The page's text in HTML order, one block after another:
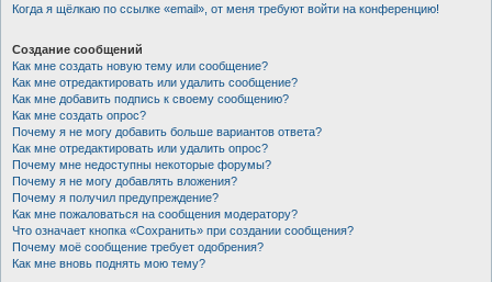
Когда я щёлкаю по ссылке «email», от меня требуют войти на конференцию!
Создание сообщений
Как мне создать новую тему или сообщение?
Как мне отредактировать или удалить сообщение?
Как мне добавить подпись к своему сообщению?
Как мне создать опрос?
Почему я не могу добавить больше вариантов ответа?
Как мне отредактировать или удалить опрос?
Почему мне недоступны некоторые форумы?
Почему я не могу добавлять вложения?
Почему я получил предупреждение?
Как мне пожаловаться на сообщения модератору?
Что означает кнопка «Сохранить» при создании сообщения?
Почему моё сообщение требует одобрения?
Как мне вновь поднять мою тему?